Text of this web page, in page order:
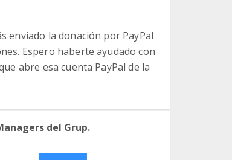
enviado la donación por PayPal
Espero haberte ayudado con
abre esa cuenta PayPal de la
del Grup.